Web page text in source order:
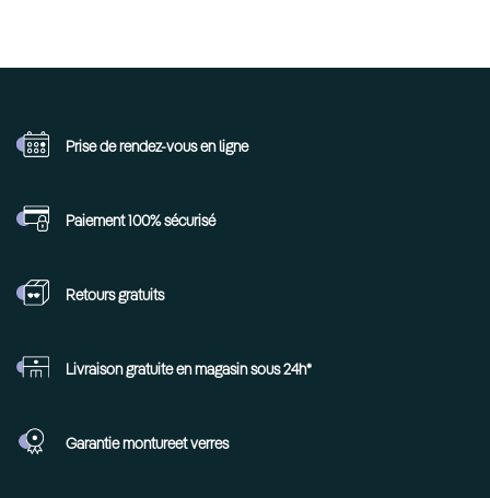
Prise de rendez-vous en ligne
Paiement 100%sécurisé
Retoursgratuits
Livraison gratuite en magasin sous 24h*
Garantie montureet verres